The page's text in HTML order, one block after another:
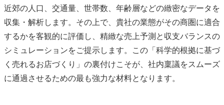
近郊の人口、交通量、世帯数、年齢層などの緻密なデータを
収集・解析します。その上で、貴社の業態がその商圏に適合
するかを客観的に評価し、精緻な売上予測と収支バランスの
シミュレーションをご提示します。この「科学的根拠に基づ
く売れるお店づくり」の裏付けこそが、社内稟議をスムーズ
に通過させるための最も強力な材料となります。